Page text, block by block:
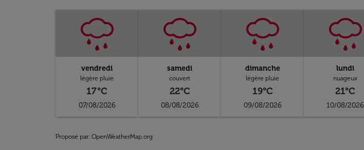
vendredi
légère pluie
17°C
07/08/2026
samedi
couvert
22°C
08/08/2026
dimanche
légère pluie
19°C
09/08/2026
lundi
nuageux
21°C
10/08/2026
Proposé par: OpenWeatherMap.org